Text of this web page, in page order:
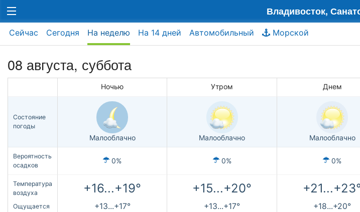
Владивосток,
Сейчас Сегодня На неделю На 14 дней Автомобильный Морской
08 августа, суббота
Ночью Утром Днем
Состояние
погоды
Малооблачно Малооблачно Малооблачно
Вероятность
осадков
0% 0% 0%
Температура
воздуха
+16...+19° +15...+20°
Ощущается +13...+17° +13...+17° +18...+20°